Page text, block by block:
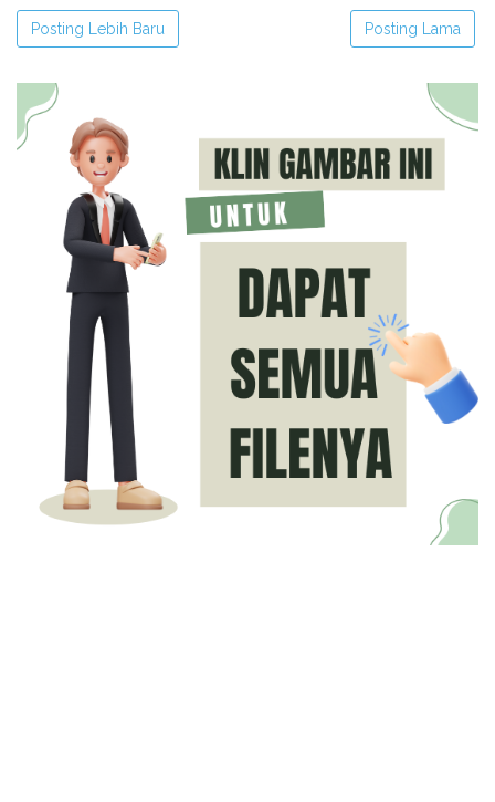
Posting Lebih Baru Posting Lama